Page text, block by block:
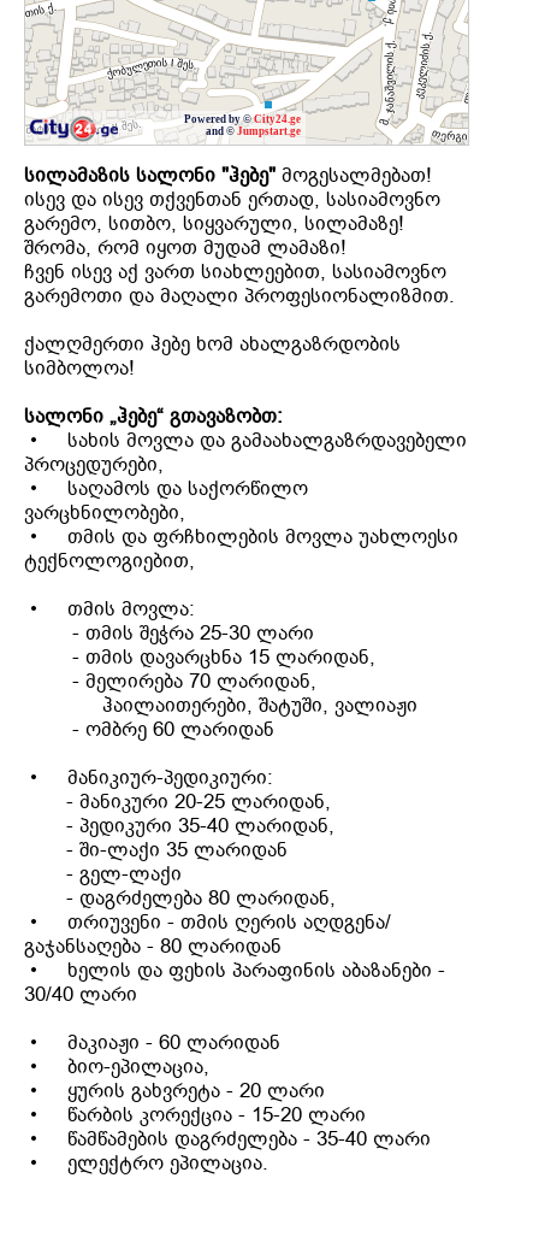
Powered by ©City24.ge
and © Jumpstart.ge
სილამაზის სალონი "ჰებე" მოგესალმებათ!
ისევ და ისევ თქვენთან ერთად, სასიამოვნო
გარემო, სითბო, სიყვარული, სილამაზე!
შრომა, რომ იყოთ მუდამ ლამაზი!
ჩვენ ისევ აქ ვართ სიახლეებით, სასიამოვნო
გარემოთი და მაღალი პროფესიონალიზმით.
ქალღმერთი ჰებე ხომ ახალგაზრდობის
სიმბოლოა!
სალონი „ჰებე“ გთავაზობთ:
• სახის მოვლა და გამაახალგაზრდავებელი
პროცედურები,
• საღამოს და საქორწილო
ვარცხნილობები,
• თმის და ფრჩხილების მოვლა უახლოესი
ტექნოლოგიებით,
• თმის მოვლა:
- თმის შეჭრა 25-30 ლარი
- თმის დავარცხნა 15 ლარიდან,
- მელირება 70 ლარიდან,
ჰაილაითერები, შატუში, ვალიაჟი
- ომბრე 60 ლარიდან
• მანიკიურ-პედიკიური:
- მანიკური 20-25 ლარიდან,
- პედიკური 35-40 ლარიდან,
- ში-ლაქი 35 ლარიდან
- გელ-ლაქი
- დაგრძელება 80 ლარიდან,
• თრიუვენი - თმის ღერის აღდგენა/
გაჯანსაღება - 80 ლარიდან
• ხელის და ფეხის პარაფინის აბაზანები -
30/40 ლარი
• მაკიაჟი - 60 ლარიდან
• ბიო-ეპილაცია,
• ყურის გახვრეტა - 20 ლარი
• წარბის კორექცია - 15-20 ლარი
• წამწამების დაგრძელება - 35-40 ლარი
• ელექტრო ეპილაცია.